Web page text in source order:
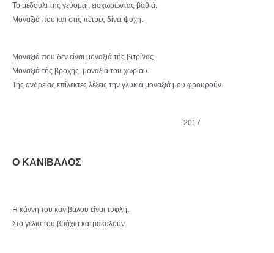
Το μεδούλι της γεύομαι, εισχωρώντας βαθιά.
Μοναξιά πού και στις πέτρες δίνει ψυχή.
Μοναξιά που δεν είναι μοναξιά τής βιτρίνας.
Μοναξιά τής βροχής, μοναξιά του χωρίου.
Της ανδρείας επίλεκτες λέξεις την γλυκιά μοναξιά μου φρουρούν.
2017
Ο ΚΑΝΙΒΑΛΟΣ
Η κάννη του κανίβαλου είναι τυφλή.
Στο γέλιο του βράχια κατρακυλούν.